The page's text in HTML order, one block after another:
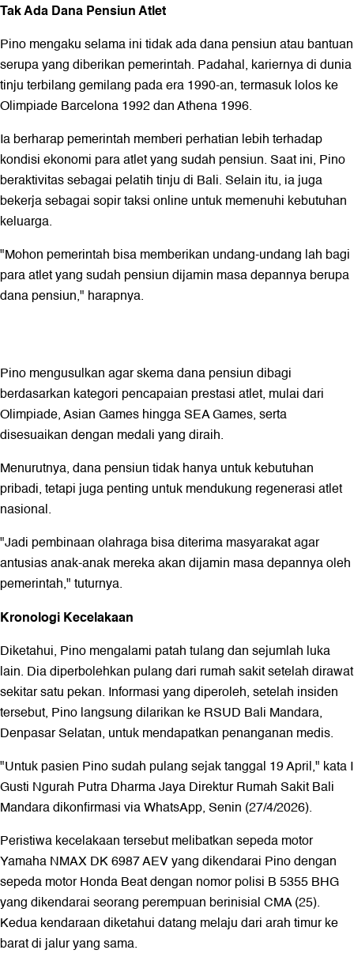
Tak Ada Dana Pensiun Atlet
Pino mengaku selama ini tidak ada dana pensiun atau bantuan
serupa yang diberikan pemerintah. Padahal, kariernya di dunia
tinju terbilang gemilang pada era 1990-an, termasuk lolos ke
Olimpiade Barcelona 1992 dan Athena 1996.
Ia berharap pemerintah memberi perhatian lebih terhadap
kondisi ekonomi para atlet yang sudah pensiun. Saat ini, Pino
beraktivitas sebagai pelatih tinju di Bali. Selain itu, ia juga
bekerja sebagai sopir taksi online untuk memenuhi kebutuhan
keluarga.
"Mohon pemerintah bisa memberikan undang-undang lah bagi
para atlet yang sudah pensiun dijamin masa depannya berupa
dana pensiun," harapnya.
Pino mengusulkan agar skema dana pensiun dibagi
berdasarkan kategori pencapaian prestasi atlet, mulai dari
Olimpiade, Asian Games hingga SEA Games, serta
disesuaikan dengan medali yang diraih.
Menurutnya, dana pensiun tidak hanya untuk kebutuhan
pribadi, tetapi juga penting untuk mendukung regenerasi atlet
nasional.
"Jadi pembinaan olahraga bisa diterima masyarakat agar
antusias anak-anak mereka akan dijamin masa depannya oleh
pemerintah," tuturnya.
Kronologi Kecelakaan
Diketahui, Pino mengalami patah tulang dan sejumlah luka
lain. Dia diperbolehkan pulang dari rumah sakit setelah dirawat
sekitar satu pekan. Informasi yang diperoleh, setelah insiden
tersebut, Pino langsung dilarikan ke RSUD Bali Mandara,
Denpasar Selatan, untuk mendapatkan penanganan medis.
"Untuk pasien Pino sudah pulang sejak tanggal 19 April," kata I
Gusti Ngurah Putra Dharma Jaya Direktur Rumah Sakit Bali
Mandara dikonfirmasi via WhatsApp, Senin (27/4/2026).
Peristiwa kecelakaan tersebut melibatkan sepeda motor
Yamaha NMAX DK 6987 AEV yang dikendarai Pino dengan
sepeda motor Honda Beat dengan nomor polisi B 5355 BHG
yang dikendarai seorang perempuan berinisial CMA (25).
Kedua kendaraan diketahui datang melaju dari arah timur ke
barat di jalur yang sama.